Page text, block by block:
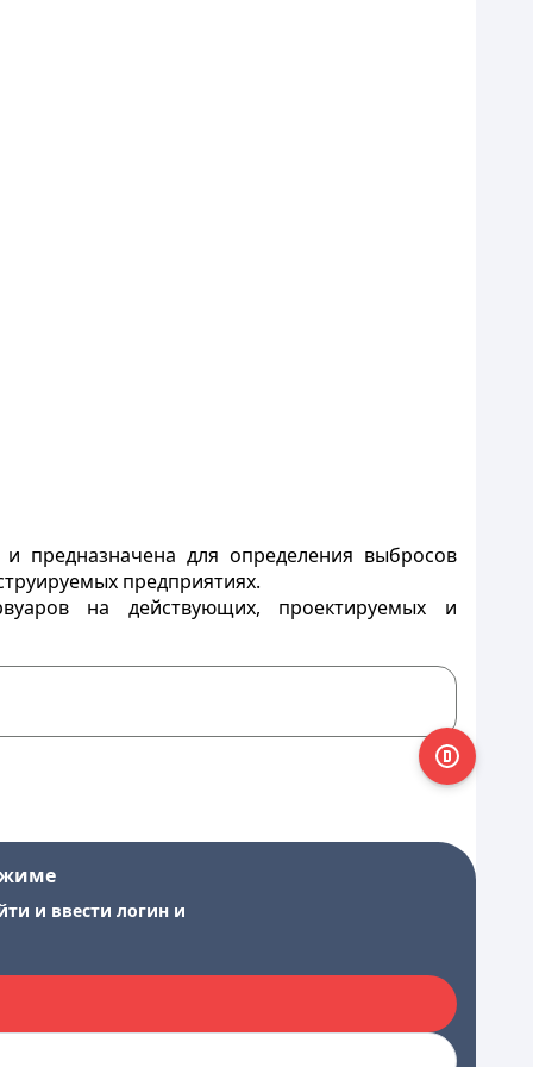
предназначена для определения выбросов
предприятиях.
на действующих, проектируемых и
и ввести логин и